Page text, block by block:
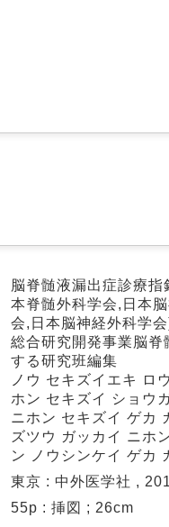
脳脊髄液漏出症診療
本脊髄外科学会,日本
会,日本脳神経外科学
総合研究開発事業脳脊
する研究班編集
ノウ セキズイエキ ロ
ホン セキズイ ショウ
ニホン セキズイ ゲカ
ズツウ ガッカイ ニホ
ン ノウシンケイ ゲカ
東京 : 中外医学社 ,
55p : 挿図 ; 26cm